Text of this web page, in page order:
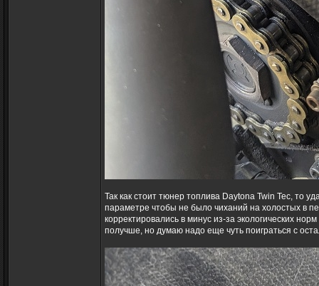
Так как стоит тюнер топлива Daytona Twin Tec, то
параметре чтобы не было чиханий на холостых в
корректировались в минус из-за экологических
получше, но думаю надо еще чуть поиграться с